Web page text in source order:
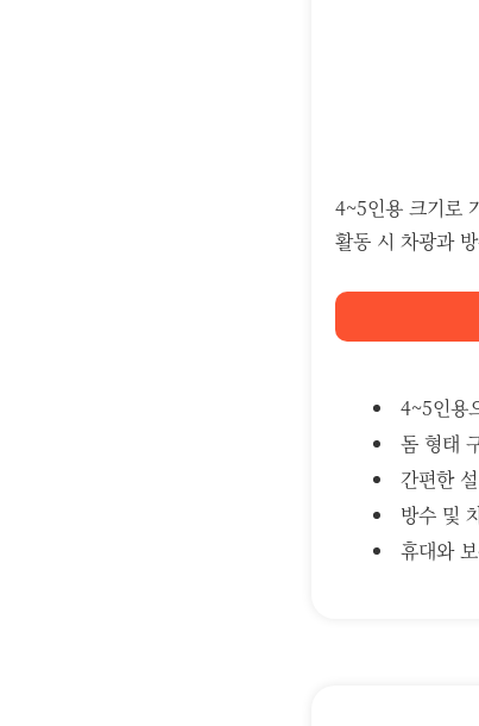
4~5인용 크기로
활동 시 차광과
4~5인용
돔 형태
간편한
방수 및
휴대와